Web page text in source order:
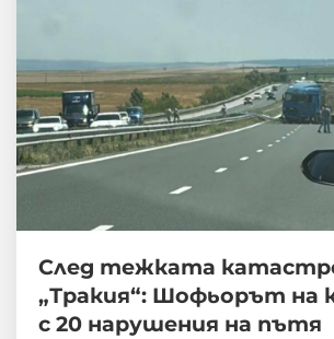
След тежката
„Тракия“: Шофьорът на
с 20 нарушения на пътя